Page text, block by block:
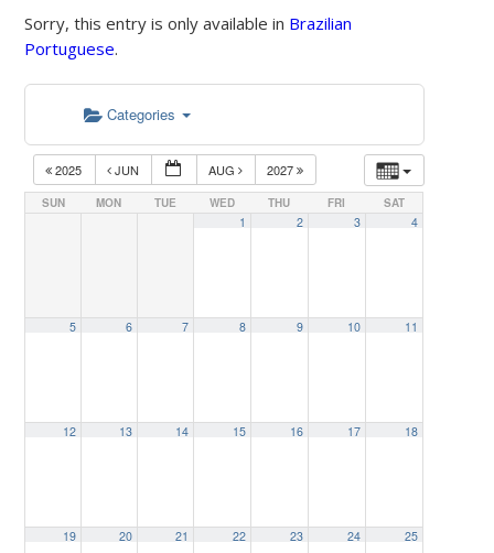
Sorry, this entry is only available in Brazilian
Portuguese.
Categories
2025 JUN AUG 2027
SUN MON TUE WED THU FRI SAT
1 2 3 4
5 6 7 8 9 10 11
12 13 14 15 16 17 18
19 20 21 22 23 24 25